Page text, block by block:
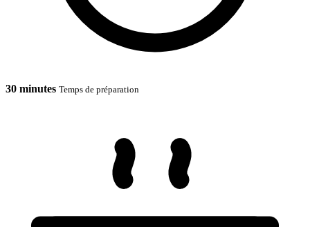
30 minutes Temps de préparation